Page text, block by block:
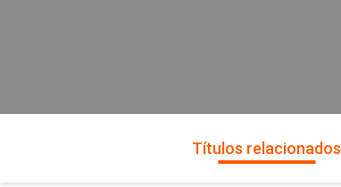
Títulos relacionados